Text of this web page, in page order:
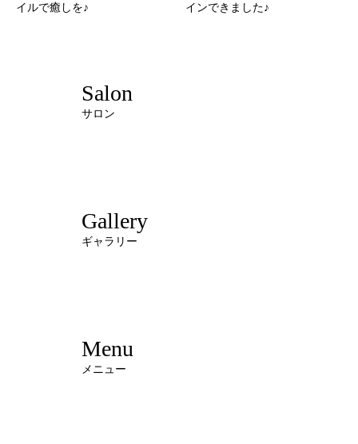
イルで癒しを♪
インできました♪
Salon
サロン
Gallery
ギャラリー
Menu
メニュー